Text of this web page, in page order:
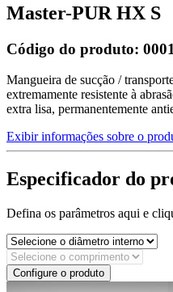
Master-PUR HX S
Código do produto:
Mangueira de sucção /
extremamente resistente à
extra lisa, permanentemente
Exibir informações sobre o
Especificador do
Defina os parâmetros aqui e
Configure o produto